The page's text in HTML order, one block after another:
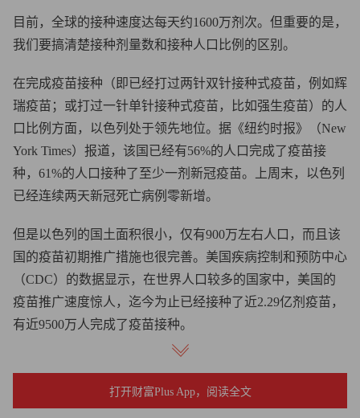
目前，全球的接种速度达每天约1600万剂次。但重要的是，
我们要搞清楚接种剂量数和接种人口比例的区别。
在完成疫苗接种（即已经打过两针双针接种式疫苗，例如辉
瑞疫苗；或打过一针单针接种式疫苗，比如强生疫苗）的人
口比例方面，以色列处于领先地位。据《纽约时报》（New
York Times）报道，该国已经有56%的人口完成了疫苗接
种，61%的人口接种了至少一剂新冠疫苗。上周末，以色列
已经连续两天新冠死亡病例零新增。
但是以色列的国土面积很小，仅有900万左右人口，而且该
国的疫苗初期推广措施也很完善。美国疾病控制和预防中心
（CDC）的数据显示，在世界人口较多的国家中，美国的
疫苗推广速度惊人，迄今为止已经接种了近2.29亿剂疫苗，
有近9500万人完成了疫苗接种。
也有一些国家的疫苗接种进度缓慢。据统计，许多国家的居
打开财富Plus App，阅读全文